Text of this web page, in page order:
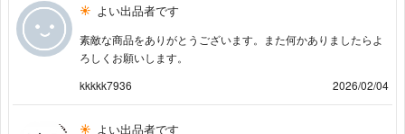
よい出品者です
素敵な商品をありがとうございます。また何かありましたらよ
ろしくお願いします。
kkkkk7936
2026/02/04
よい出品者です